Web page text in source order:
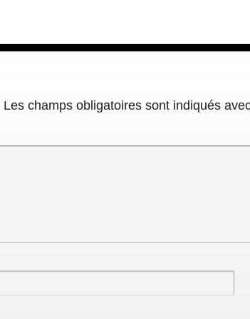
Les champs obligatoires sont indiqués